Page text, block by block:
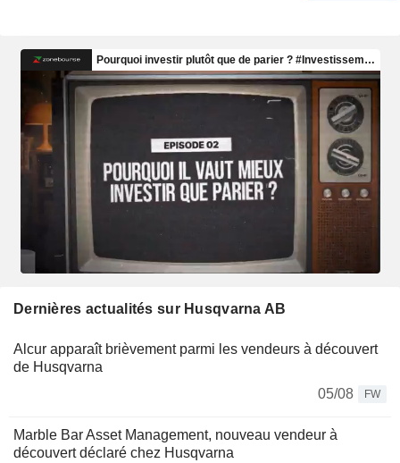
Dernières actualités sur Husqvarna AB
Alcur apparaît brièvement parmi les vendeurs à découvert
de Husqvarna
05/08
FW
Marble Bar Asset Management, nouveau vendeur à
découvert déclaré chez Husqvarna